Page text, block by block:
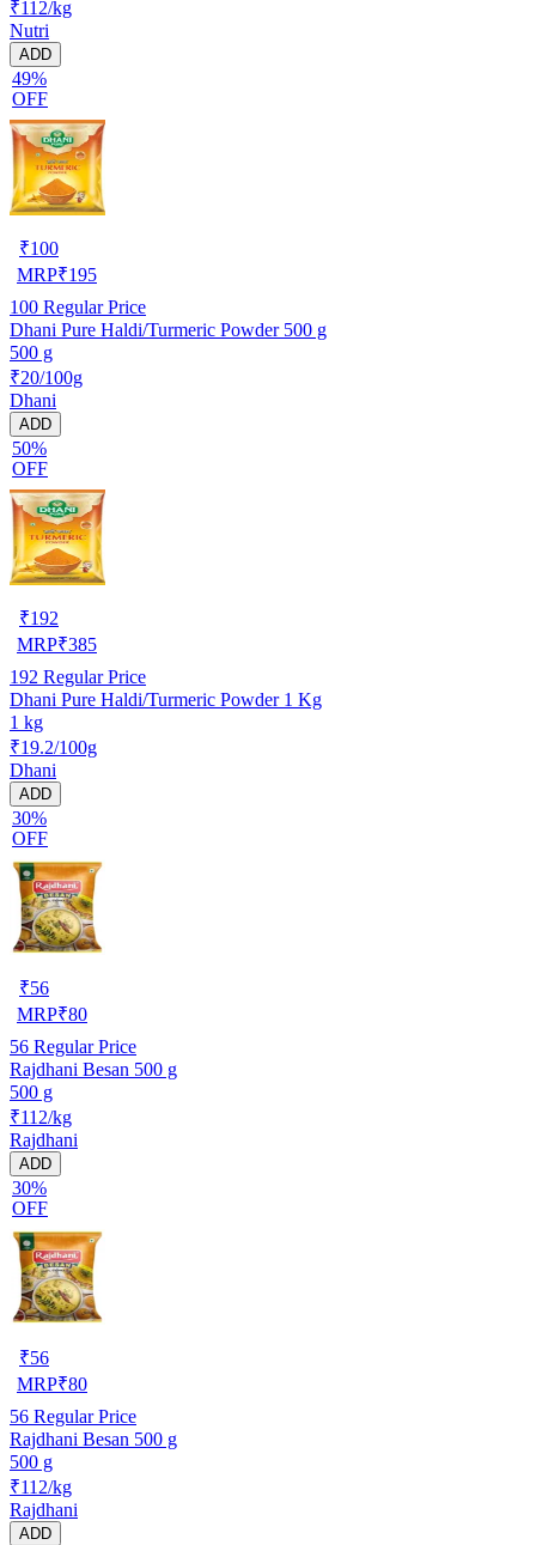
₹112/kg
Nutri
ADD
49%
OFF
₹100
MRP₹195
100 Regular Price
Dhani Pure Haldi/Turmeric Powder 500 g
500 g
₹20/100g
Dhani
ADD
50%
OFF
₹192
MRP₹385
192 Regular Price
Dhani Pure Haldi/Turmeric Powder 1 Kg
1 kg
₹19.2/100g
Dhani
ADD
30%
OFF
₹56
MRP₹80
56 Regular Price
Rajdhani Besan 500 g
500 g
₹112/kg
Rajdhani
ADD
30%
OFF
₹56
MRP₹80
56 Regular Price
Rajdhani Besan 500 g
500 g
₹112/kg
Rajdhani
ADD